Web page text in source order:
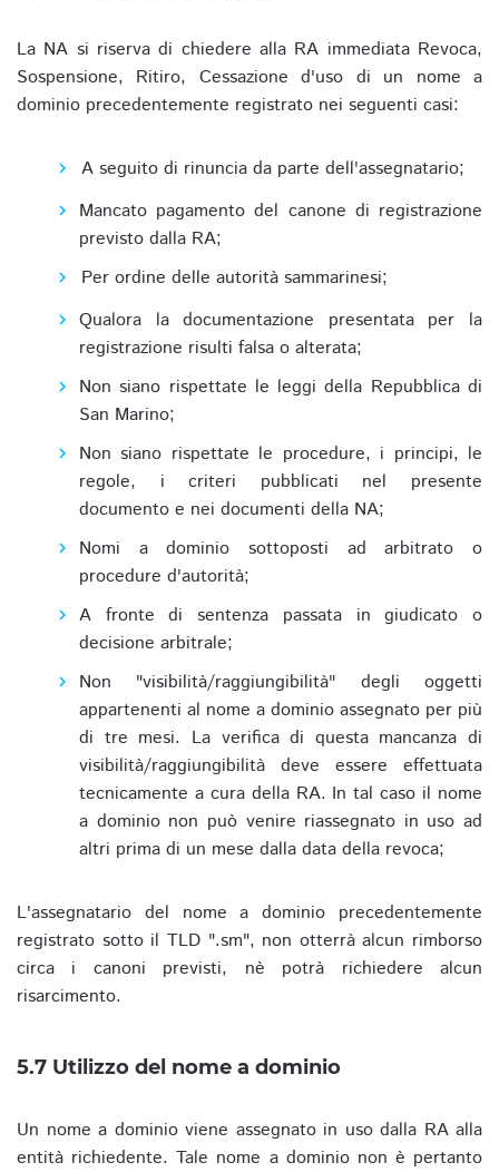
La NA si riserva di chiedere alla RA immediata Revoca,
Sospensione, Ritiro, Cessazione d'uso di un nome a
dominio precedentemente registrato nei seguenti casi:
A seguito di rinuncia da parte dell'assegnatario;
Mancato pagamento del canone di registrazione
previsto dalla RA;
Per ordine delle autorità sammarinesi;
Qualora la documentazione presentata per la
registrazione risulti falsa o alterata;
Non siano rispettate le leggi della Repubblica di
San Marino;
Non siano rispettate le procedure, i principi, le
regole, i criteri pubblicati nel presente
documento e nei documenti della NA;
Nomi a dominio sottoposti ad arbitrato o
procedure d'autorità;
A fronte di sentenza passata in giudicato o
decisione arbitrale;
Non "visibilità/raggiungibilità" degli oggetti
appartenenti al nome a dominio assegnato per più
di tre mesi. La verifica di questa mancanza di
visibilità/raggiungibilità deve essere effettuata
tecnicamente a cura della RA. In tal caso il nome
a dominio non può venire riassegnato in uso ad
altri prima di un mese dalla data della revoca;
L'assegnatario del nome a dominio precedentemente
registrato sotto il TLD ".sm", non otterrà alcun rimborso
circa i canoni previsti, nè potrà richiedere alcun
risarcimento.
5.7 Utilizzo del nome a dominio
Un nome a dominio viene assegnato in uso dalla RA alla
entità richiedente. Tale nome a dominio non è pertanto